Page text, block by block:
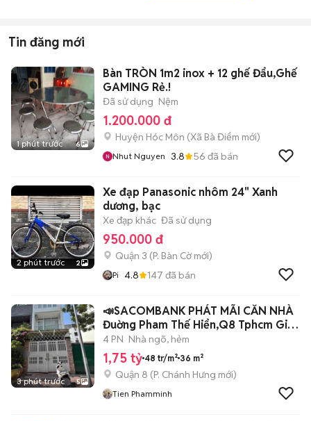
Tin đăng mới
1 phút trước 6
Bàn TRÒN 1m2 inox + 12 ghế Đẩu,Ghế
GAMING Rẻ.!
Đã sử dụng Nệm
1.200.000 đ
Huyện Hóc Môn (Xã Bà Điểm mới)
Nhut Nguyen 3.8 56 đã bán
2 phút trước 2
Xe đạp Panasonic nhôm 24" Xanh
dương, bạc
Xe đạp khác Đã sử dụng
950.000 đ
Quận 3 (P. Bàn Cờmới)
Pi 4.8 147 đã bán
3 phút trước 5
📣SACOMBANK PHÁT MÃI CĂN NHÀ
Đuờng Pham Thế Hiển,Q8 Tphcm Giá
1tỷ750
4 PN Nhà ngõ, hẻm
1,75 tỷ 48 tr/m² 36 m²
Quận 8 (P. Chánh Hưng mới)
Tien Phamminh